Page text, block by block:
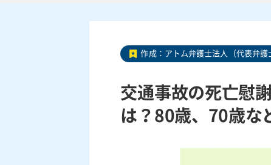
作成： アトム弁護士法人（代表弁護
交通事故の死亡慰
は？80歳、70歳な